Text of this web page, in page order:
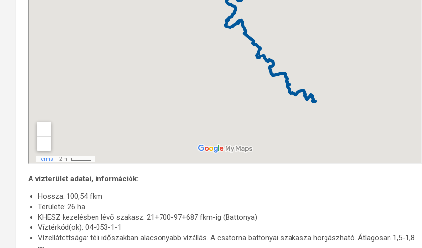
A vízterület adatai, információk:
Hossza: 100,54 fkm
Területe: 26 ha
KHESZ kezelésben lévő szakasz: 21+700-97+687 fkm-ig (Battonya)
Víztérkód(ok): 04-053-1-1
Vízellátottsága: téli időszakban alacsonyabb vízállás. A csatorna battonyai szakasza horgászható. Átlagosan 1,5-1,8